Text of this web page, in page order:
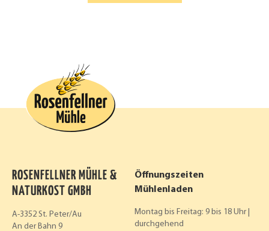
ROSENFELLNER MÜHLE &
NATURKOST GMBH
A-3352 St. Peter/Au
An der Bahn 9
Öffnungszeiten
Mühlenladen
Montag bis Freitag: 9 bis 18 Uhr |
durchgehend